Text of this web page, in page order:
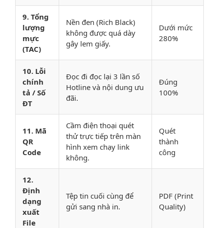
9. Tổng
lượng
mực
(TAC)
Nền đen (Rich Black)
không được quá dày
gây lem giấy.
Dưới mức
280%
10. Lỗi
chính
tả / Số
ĐT
Đọc đi đọc lại 3 lần số
Hotline và nội dung ưu
đãi.
Đúng
100%
11. Mã
QR
Code
Cầm điện thoại quét
thử trực tiếp trên màn
hình xem chạy link
không.
Quét
thành
công
12.
Định
dạng
xuất
File
Tệp tin cuối cùng để
gửi sang nhà in.
PDF (Print
Quality)